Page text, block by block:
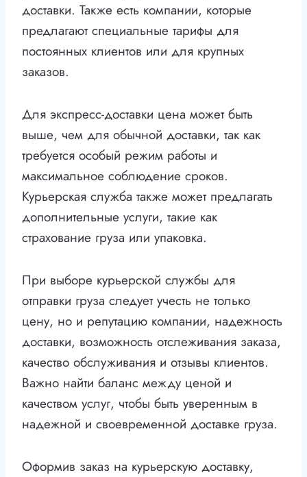
доставки. Также есть компании, которые
предлагают специальные тарифы для
постоянных клиентов или для крупных
заказов.
Для экспресс-доставки цена может быть
выше, чем для обычной доставки, так как
требуется особый режим работы и
максимальное соблюдение сроков.
Курьерская служба также может предлагать
дополнительные услуги, такие как
страхование груза или упаковка.
При выборе курьерской службы для
отправки груза следует учесть не только
цену, но и репутацию компании, надежность
доставки, возможность отслеживания заказа,
качество обслуживания и отзывы клиентов.
Важно найти баланс между ценой и
качеством услуг, чтобы быть уверенным в
надежной и своевременной доставке груза.
Оформив заказ на курьерскую доставку,